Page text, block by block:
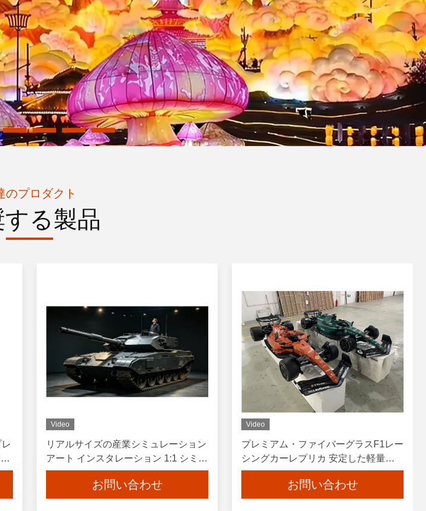
のプロダクト
る製品
Video
リアルサイズの産業シミュレーション
アート インスタレーション 1:1 シミュ
レーションスケール,カスタマイズさ
れたデザイン,耐候材料
お問い合わせ
Video
プレミアム・ファイバーグラスF1レー
シングカーレプリカ 安定した軽量構
造とカスタムOEMサービス
お問い合わせ